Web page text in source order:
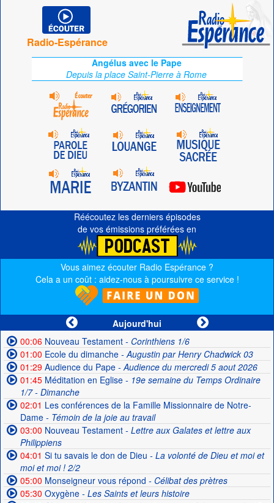
Radio-Espérance
Angélus avec le Pape
Depuis la place Saint-Pierre à Rome
Réécoutez les derniers épisodes
de vos émissions préférées en
Vous aimez écouter Radio Espérance ?
Cela a un coût : aidez-nous à poursuivre ce service !
Aujourd'hui
00:06Nouveau Testament- Corinthiens 1/6
01:00 Ecole du dimanche- Augustin par Henry Chadwick 03
01:29Audience du Pape- Audience du mercredi 5 aout 2026
01:45Méditation en Eglise- 19e semaine du Temps Ordinaire
1/7 - Dimanche
02:01 Les conférences de la Famille Missionnaire de Notre-
Dame- Témoin de la joie au travail
03:00 Nouveau Testament- Lettre aux Galates et lettre aux
Philippiens
04:01 Si tu savais le don de Dieu - La volonté de Dieu et moi et
moi et moi ! 2/2
05:00 Monseigneur vous répond - Célibat des prètres
05:30 Oxygène- Les Saints et leurs histoire